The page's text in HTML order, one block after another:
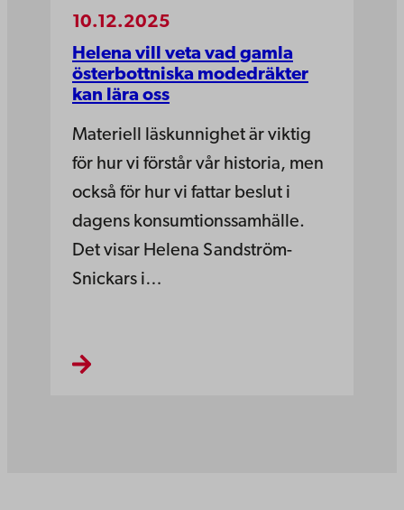
10.12.2025
Helena vill veta vad gamla
österbottniska modedräkter
kan lära oss
Materiell läskunnighet är viktig
för hur vi förstår vår historia, men
också för hur vi fattar beslut i
dagens konsumtionssamhälle.
Det visar Helena Sandström-
Snickars i…